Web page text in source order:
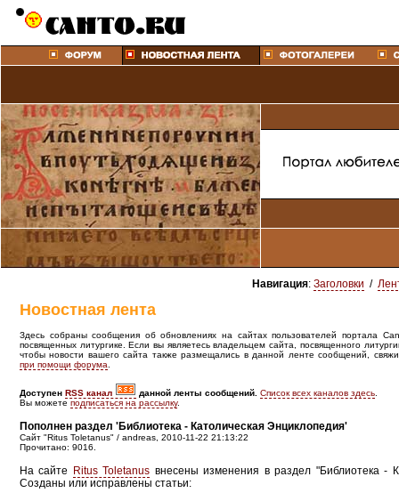
Навигация: Заголовки /
Новостная лента
Здесь собраны сообщения об обновлениях на сайтах пользователей портала
посвященных литургике. Если вы являетесь владельцем сайта, посвященного
чтобы новости вашего сайта также размещались в данной ленте сообщений,
при помощи форума
Доступен RSS канал данной ленты сообщений. Список всех каналов здесь
Вы можете подписаться на рассылку.
Пополнен раздел 'Библиотека - Католическая Энциклопедия'
Сайт "Ritus Toletanus" / andreas, 2010-11-22 21:13:22
Прочитано: 9016.
На сайте Ritus Toletanus внесены изменения в раздел "Библиотека -
Созданы или исправлены статьи: